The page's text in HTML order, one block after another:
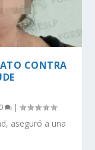
CONTRA
0 |
aseguró a una